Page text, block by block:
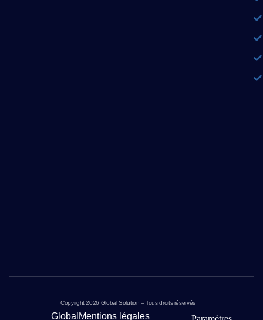
Copyright 2026 Global Solution – Tous droits réservés
Global Mentions légales